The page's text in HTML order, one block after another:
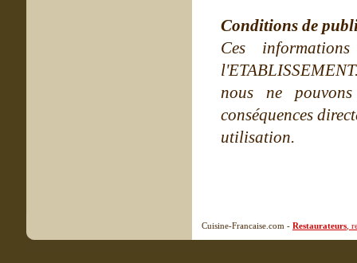
Conditions de
Ces
nous ne
conséquences
utilisation.
Cuisine-Francaise.com - Restaurateurs ,